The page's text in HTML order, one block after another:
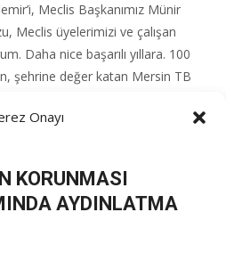
Onayı
KORUNMASI
AYDINLATMA
Meclis Başkanımız Münir
Meclis üyelerimizi ve çalışan
Daha nice başarılı yıllara. 100
şehrine değer katan Mersin TB